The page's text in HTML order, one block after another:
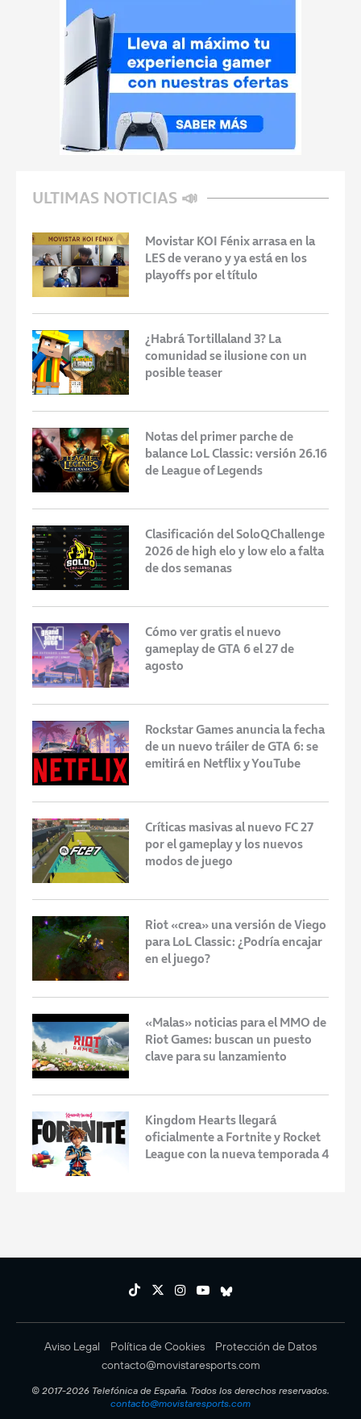
ULTIMAS NOTICIAS 📣
Movistar KOI Fénix arrasa en la
LES de verano y ya está en los
playoffs por el título
¿Habrá Tortillaland 3? La
comunidad se ilusione con un
posible teaser
Notas del primer parche de
balance LoL Classic: versión 26.16
de League of Legends
Clasificación del SoloQChallenge
2026 de high elo y low elo a falta
de dos semanas
Cómo ver gratis el nuevo
gameplay de GTA 6 el 27 de
agosto
Rockstar Games anuncia la fecha
de un nuevo tráiler de GTA 6: se
emitirá en Netflix y YouTube
Críticas masivas al nuevo FC 27
por el gameplay y los nuevos
modos de juego
Riot «crea» una versión de Viego
para LoL Classic: ¿Podría encajar
en el juego?
«Malas» noticias para el MMO de
Riot Games: buscan un puesto
clave para su lanzamiento
Kingdom Hearts llegará
oficialmente a Fortnite y Rocket
League con la nueva temporada 4
Aviso Legal Política de Cookies
Protección de Datos
contacto@movistaresports.com
© 2017-2026 Telefónica de España. Todos los derechos reservados.
contacto@movistaresports.com